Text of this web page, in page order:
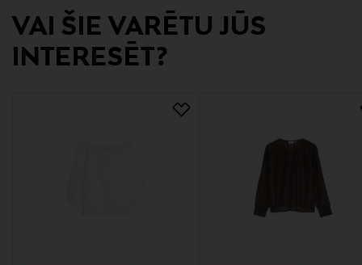
Ražotājs
Opus Fashion GmbH
Basargatan 10, SE-411 10 Gothenburg, Sweden
VAI ŠIE VARĒTU JŪS
INTERESĒT?